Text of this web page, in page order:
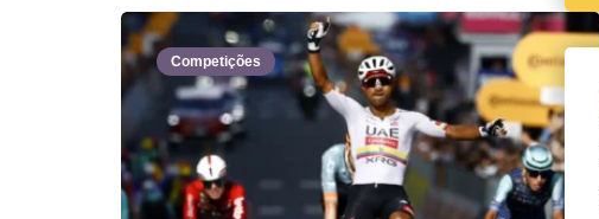
Competições